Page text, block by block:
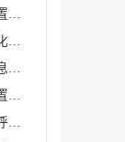
洛克王国世界燃薪虫在哪 燃薪虫位置详解
洛克王国世界精灵怎么进化 精灵进化方式
洛克王国世界龙息帕尔怎么进化 龙息帕尔进化介绍
洛克王国世界罗隐在哪 罗隐抓取位置分享
洛克王国世界呼唤名字任务怎么做 呼唤名字任务完成方